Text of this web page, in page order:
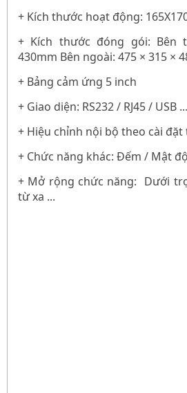
+ Kích thước hoạt động:
+ Kích thước đóng gói: Bên
430mm Bên ngoài: 475 × 315 ×
+ Bảng cảm ứng 5 inch
+ Giao diện: RS232 / RJ45 / USB ...
+ Hiệu chỉnh nội bộ theo cài đặt
+ Chức năng khác: Đếm / Mật
+ Mở rộng chức năng: Dưới
từ xa ...